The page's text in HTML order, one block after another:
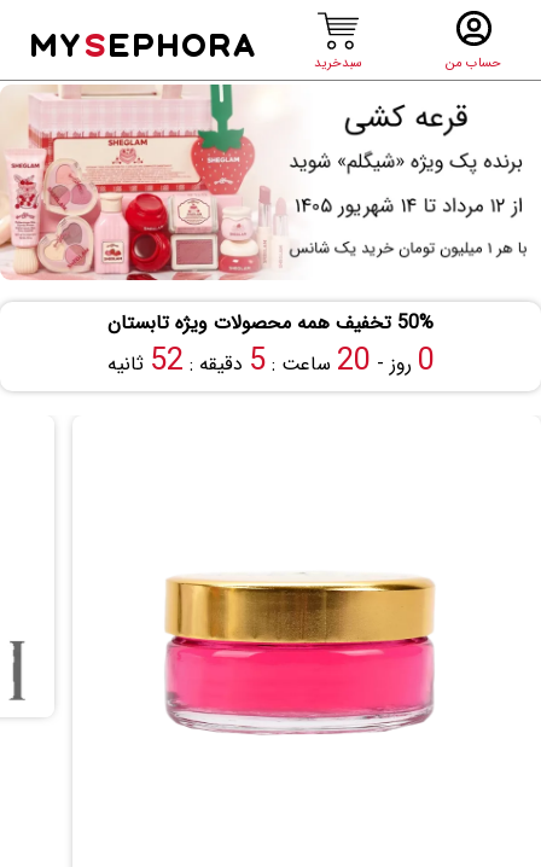
حساب من سبدخرید
MYSEPHORA
50% تخفیف همه محصولات ویژه تابستان
0 روز - 20 ساعت :5 دقیقه : 52 ثانیه